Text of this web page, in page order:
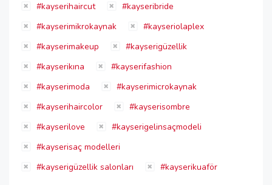
#kayserihaircut
#kayseribride
#kayserimikrokaynak
#kayseriolaplex
#kayserimakeup
#kayserigüzellik
#kayserikına
#kayserifashion
#kayserimoda
#kayserimicrokaynak
#kayserihaircolor
#kayserisombre
#kayserilove
#kayserigelinsaçmodeli
#kayserisaç modelleri
#kayserigüzellik salonları
#kayserikuaför